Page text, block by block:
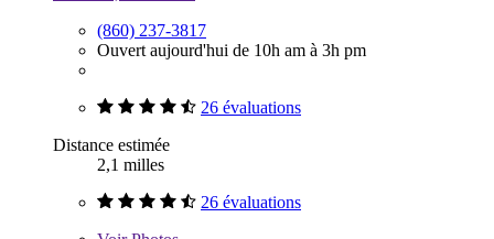
(860) 237-3817
Ouvert aujourd'hui de 10h am à 3h pm
26 évaluations
Distance estimée
2,1 milles
26 évaluations